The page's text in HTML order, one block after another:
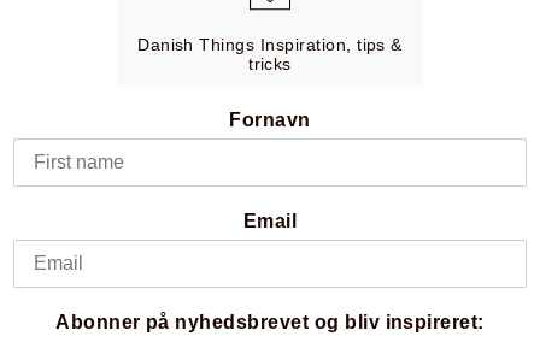
Danish Things Inspiration, tips &
tricks
Fornavn
Email
Abonner på nyhedsbrevet og bliv inspireret: